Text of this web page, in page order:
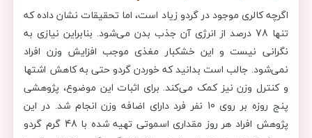
اگرچه کالری موجود در گردو زیاد است، اما تحقیقات نشان داده که
تنها 78 درصد از انرژی آن جذب بدن می‌شود. بنابراین نیازی به
نگرانی نیست و این خشکبار مغذی موجب افزایش وزن افراد
نمی‌شود. جالب است بدانید که خوردن گردو حتی به کاهش اشتها
و کنترل وزن نیز کمک می‌کند. برای اثبات این موضوع، پژوهشی
پنج روزه بر روی 10 نفر فرد دارای اضافه وزن انجام شد. در این
پژوهش افراد هر روز مقداری اسموتی تهیه شده با 48 گرم گردو